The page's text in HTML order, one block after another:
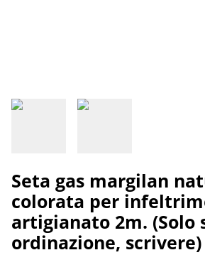
Seta gas margilan
colorata per
artigianato 2m. (Solo
ordinazione, scrivere)